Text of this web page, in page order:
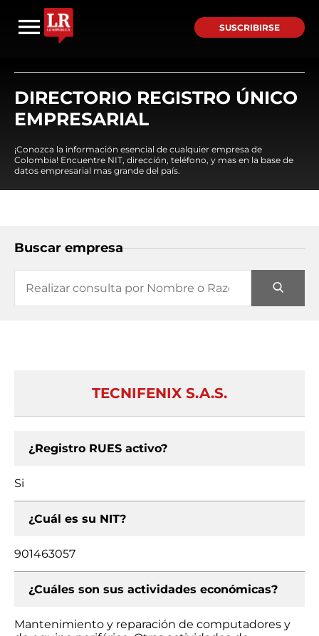
SUSCRIBIRSE
DIRECTORIO REGISTRO ÚNICO
EMPRESARIAL
¡Conozca la información esencial de cualquier empresa de
Colombia! Encuentre NIT, dirección, teléfono, y mas en la base de
datos empresarial mas grande del país.
Buscar empresa
TECNIFENIX S.A.S.
¿Registro RUES activo?
Si
¿Cuál es su NIT?
901463057
¿Cuáles son sus actividades económicas?
Mantenimiento y reparación de computadores y